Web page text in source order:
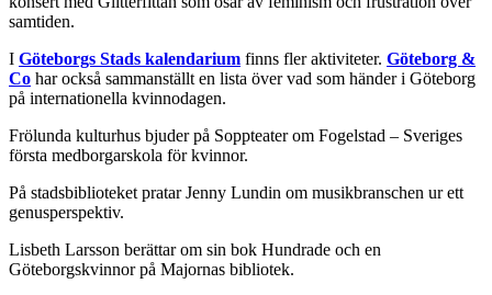
samtiden.
I Göteborgs Stads kalendarium finns fler aktiviteter. Göteborg &
Co har också sammanställt en lista över vad som händer i Göteborg
på internationella kvinnodagen.
Frölunda kulturhus bjuder på Soppteater om Fogelstad – Sveriges
första medborgarskola för kvinnor.
På stadsbiblioteket pratar Jenny Lundin om musikbranschen ur ett
genusperspektiv.
Lisbeth Larsson berättar om sin bok Hundrade och en
Göteborgskvinnor på Majornas bibliotek.